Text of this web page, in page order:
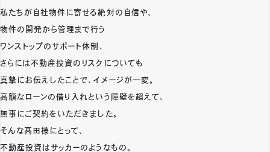
私たちが自社物件に寄せる絶対の自信や、
物件の開発から管理まで行う
ワンストップのサポート体制、
さらには不動産投資のリスクについても
真摯にお伝えしたことで、イメージが一変。
高額なローンの借り入れという障壁を超えて、
無事にご契約をいただきました。
そんな髙田様にとって、
不動産投資はサッカーのようなもの。